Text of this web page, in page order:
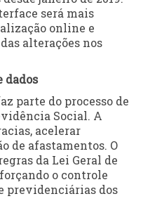
será mais
online e
alterações nos
dados
parte do processo de
Social. A
acelerar
de afastamentos. O
da Lei Geral de
o controle
previdenciárias dos